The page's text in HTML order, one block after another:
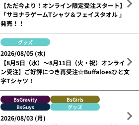
【ただ今より！オンライン限定受注スタート】
「サヨナラゲームTシャツ＆フェイスタオル 」
発売！！
グッズ
2026/08/05 (水)
【8月5日（水）～8月11日（火・祝）オンライ
ン受注】ご好評につき再受注☆Buffaloesひと文
字Tシャツ！
BsGravity
BsGirls
BsGuys
グッズ
2026/08/03 (月)